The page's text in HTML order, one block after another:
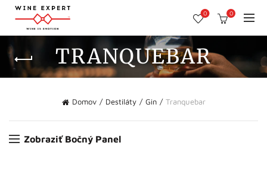
0 0
TRANQUEBAR
Domov Destiláty Gin Tranquebar
Zobraziť Bočný Panel